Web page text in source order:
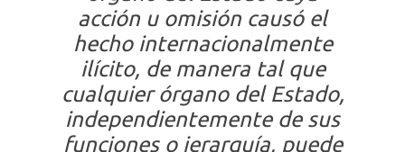
acción u omisión causó el
hecho internacionalmente
ilícito, de manera tal que
cualquier órgano del Estado,
independientemente de sus
funciones o jerarquía, puede